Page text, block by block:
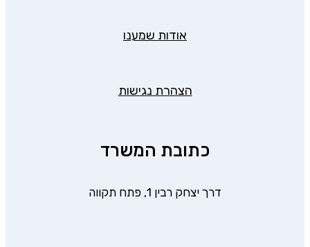
אודות שמענו
הצהרת נגישות
כתובת המשרד
דרך יצחק רבין 1, פתח תקווה